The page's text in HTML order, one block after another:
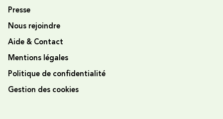
Presse
Nous rejoindre
Aide & Contact
Mentions légales
Politique de confidentialité
Gestion des cookies